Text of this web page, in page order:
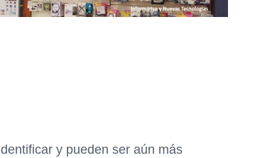
y pueden ser aún más